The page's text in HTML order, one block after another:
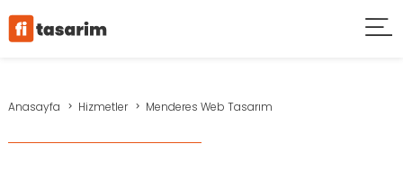
Anasayfa Hizmetler Menderes Web Tasarım